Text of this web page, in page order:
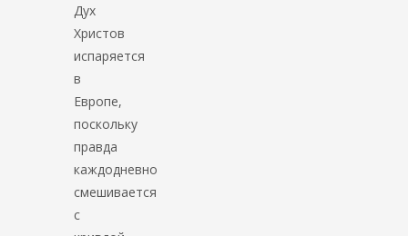
Дух
Христов
испаряется
в
Европе,
поскольку
правда
каждодневно
смешивается
с